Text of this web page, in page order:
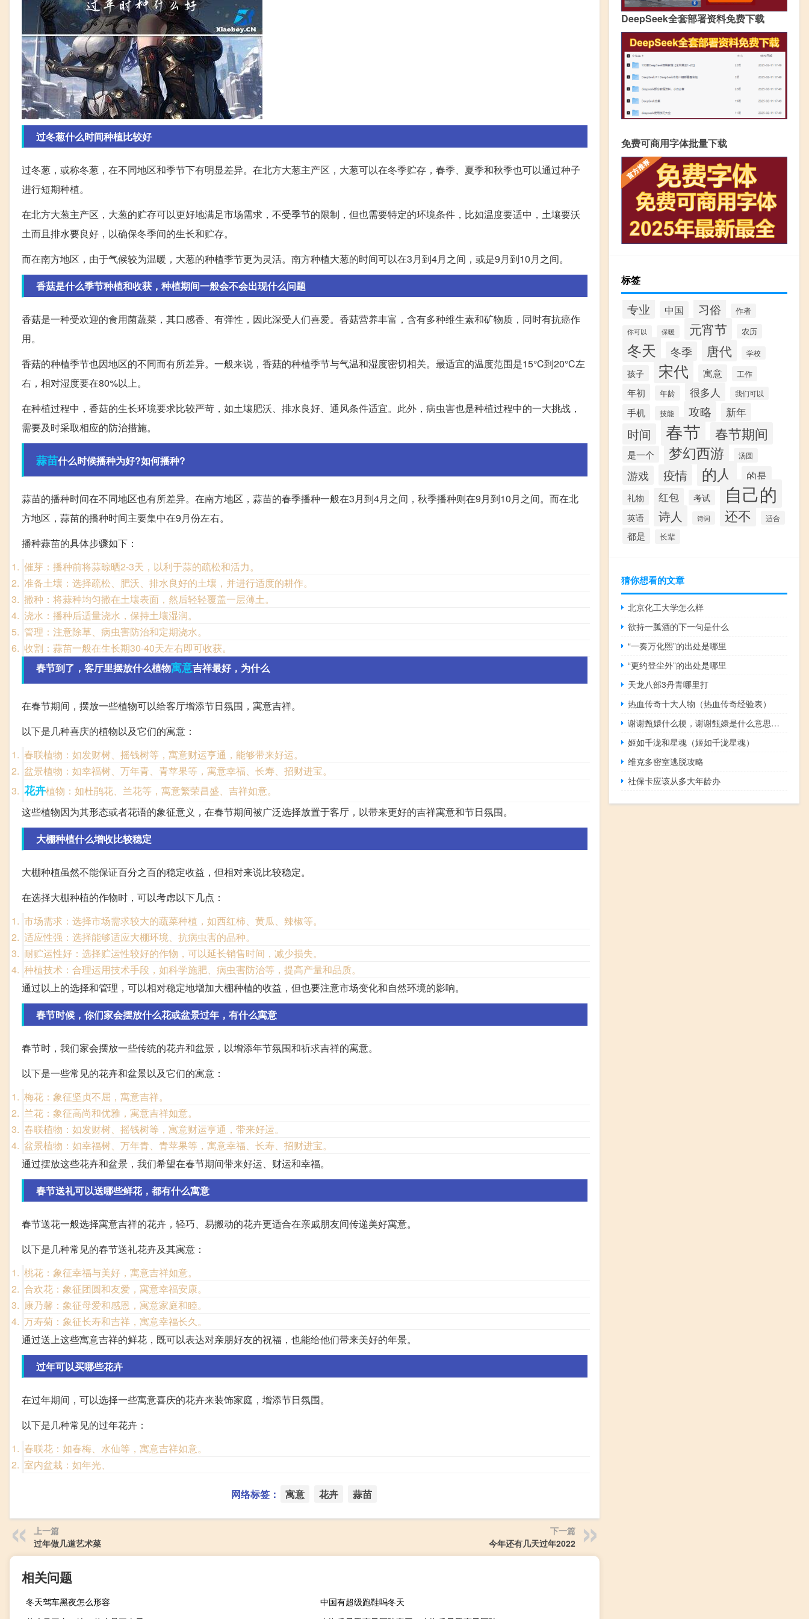
过冬葱什么时间种植比较好
过冬葱，或称冬葱，在不同地区和季节下有明显差异。在北方大葱主产区，大葱可以在冬季贮存，春季、夏季和秋季也可以通过种子
进行短期种植。
在北方大葱主产区，大葱的贮存可以更好地满足市场需求，不受季节的限制，但也需要特定的环境条件，比如温度要适中，土壤要沃
土而且排水要良好，以确保冬季间的生长和贮存。
而在南方地区，由于气候较为温暖，大葱的种植季节更为灵活。南方种植大葱的时间可以在3月到4月之间，或是9月到10月之间。
香菇是什么季节种植和收获，种植期间一般会不会出现什么问题
香菇是一种受欢迎的食用菌蔬菜，其口感香、有弹性，因此深受人们喜爱。香菇营养丰富，含有多种维生素和矿物质，同时有抗癌作
用。
香菇的种植季节也因地区的不同而有所差异。一般来说，香菇的种植季节与气温和湿度密切相关。最适宜的温度范围是15°C到20°C左
右，相对湿度要在80%以上。
在种植过程中，香菇的生长环境要求比较严苛，如土壤肥沃、排水良好、通风条件适宜。此外，病虫害也是种植过程中的一大挑战，
需要及时采取相应的防治措施。
蒜苗什么时候播种为好?如何播种?
蒜苗的播种时间在不同地区也有所差异。在南方地区，蒜苗的春季播种一般在3月到4月之间，秋季播种则在9月到10月之间。而在北
方地区，蒜苗的播种时间主要集中在9月份左右。
播种蒜苗的具体步骤如下：
催芽：播种前将蒜晾晒2-3天，以利于蒜的疏松和活力。
准备土壤：选择疏松、肥沃、排水良好的土壤，并进行适度的耕作。
撒种：将蒜种均匀撒在土壤表面，然后轻轻覆盖一层薄土。
浇水：播种后适量浇水，保持土壤湿润。
管理：注意除草、病虫害防治和定期浇水。
收割：蒜苗一般在生长期30-40天左右即可收获。
春节到了，客厅里摆放什么植物寓意吉祥最好，为什么
在春节期间，摆放一些植物可以给客厅增添节日氛围，寓意吉祥。
以下是几种喜庆的植物以及它们的寓意：
春联植物：如发财树、摇钱树等，寓意财运亨通，能够带来好运。
盆景植物：如幸福树、万年青、青苹果等，寓意幸福、长寿、招财进宝。
花卉植物：如杜鹃花、兰花等，寓意繁荣昌盛、吉祥如意。
这些植物因为其形态或者花语的象征意义，在春节期间被广泛选择放置于客厅，以带来更好的吉祥寓意和节日氛围。
大棚种植什么增收比较稳定
大棚种植虽然不能保证百分之百的稳定收益，但相对来说比较稳定。
在选择大棚种植的作物时，可以考虑以下几点：
市场需求：选择市场需求较大的蔬菜种植，如西红柿、黄瓜、辣椒等。
适应性强：选择能够适应大棚环境、抗病虫害的品种。
耐贮运性好：选择贮运性较好的作物，可以延长销售时间，减少损失。
种植技术：合理运用技术手段，如科学施肥、病虫害防治等，提高产量和品质。
通过以上的选择和管理，可以相对稳定地增加大棚种植的收益，但也要注意市场变化和自然环境的影响。
春节时候，你们家会摆放什么花或盆景过年，有什么寓意
春节时，我们家会摆放一些传统的花卉和盆景，以增添年节氛围和祈求吉祥的寓意。
以下是一些常见的花卉和盆景以及它们的寓意：
梅花：象征坚贞不屈，寓意吉祥。
兰花：象征高尚和优雅，寓意吉祥如意。
春联植物：如发财树、摇钱树等，寓意财运亨通，带来好运。
盆景植物：如幸福树、万年青、青苹果等，寓意幸福、长寿、招财进宝。
通过摆放这些花卉和盆景，我们希望在春节期间带来好运、财运和幸福。
春节送礼可以送哪些鲜花，都有什么寓意
春节送花一般选择寓意吉祥的花卉，轻巧、易搬动的花卉更适合在亲戚朋友间传递美好寓意。
以下是几种常见的春节送礼花卉及其寓意：
桃花：象征幸福与美好，寓意吉祥如意。
合欢花：象征团圆和友爱，寓意幸福安康。
康乃馨：象征母爱和感恩，寓意家庭和睦。
万寿菊：象征长寿和吉祥，寓意幸福长久。
通过送上这些寓意吉祥的鲜花，既可以表达对亲朋好友的祝福，也能给他们带来美好的年景。
过年可以买哪些花卉
在过年期间，可以选择一些寓意喜庆的花卉来装饰家庭，增添节日氛围。
以下是几种常见的过年花卉：
春联花：如春梅、水仙等，寓意吉祥如意。
室内盆栽：如年光、
网络标签： 寓意 花卉 蒜苗
上一篇
过年做几道艺术菜
下一篇
今年还有几天过年2022
相关问题
冬天驾车黑夜怎么形容
中国有超级跑鞋吗冬天
DeepSeek全套部署资料免费下载
免费可商用字体批量下载
标签
专业 中国 习俗 作者
你可以 保暖 元宵节 农历
冬天 冬季 唐代 学校
孩子 宋代 寓意 工作
年初 年龄 很多人 我们可以
手机 技能 攻略 新年
时间 春节 春节期间
是一个 梦幻西游 汤圆
游戏 疫情 的人 的是
礼物 红包 考试 自己的
英语 诗人 诗词 还不 适合
都是 长辈
猜你想看的文章
北京化工大学怎么样
欲持一瓢酒的下一句是什么
“一奏万化熙”的出处是哪里
“更约登尘外”的出处是哪里
天龙八部3丹青哪里打
热血传奇十大人物（热血传奇经验表）
谢谢甄嬛什么梗，谢谢甄嬛是什么意思？什么梗
姬如千泷和星魂（姬如千泷星魂）
维克多密室逃脱攻略
社保卡应该从多大年龄办